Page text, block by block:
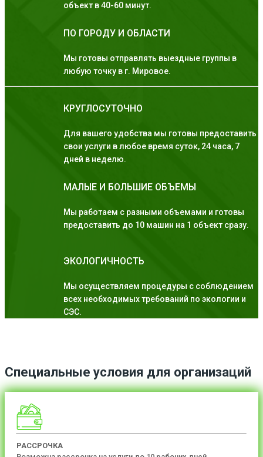
объект в 40-60 минут.
ПО ГОРОДУ И ОБЛАСТИ
Мы готовы отправлять выездные группы в
любую точку в г. Мировое.
КРУГЛОСУТОЧНО
Для вашего удобства мы готовы предоставить
свои услуги в любое время суток, 24 часа, 7
дней в неделю.
МАЛЫЕ И БОЛЬШИЕ ОБЪЕМЫ
Мы работаем с разными объемами и готовы
предоставить до 10 машин на 1 объект сразу.
ЭКОЛОГИЧНОСТЬ
Мы осуществляем процедуры с соблюдением
всех необходимых требований по экологии и
СЭС.
Специальные условия для организаций
РАССРОЧКА